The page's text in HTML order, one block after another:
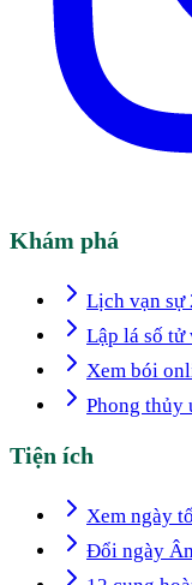
Khám phá
Lịch vạn sự
Lập lá số tử
Xem bói
Phong thủy
Tiện ích
Xem ngày
Đổi ngày